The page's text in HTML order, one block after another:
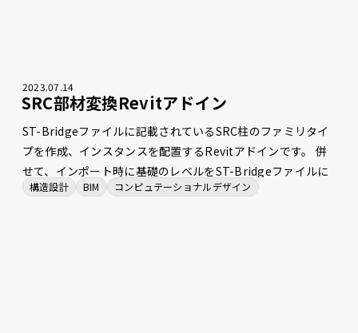
2023.07.14
SRC部材変換Revitアドイン
ST-Bridgeファイルに記載されているSRC柱のファミリタイ
プを作成、インスタンスを配置するRevitアドインです。 併
せて、インポート時に基礎のレベルをST-Bridgeファイルに
記載されている正しい位置に修正する機能も搭載しました。
構造設計 BIM コンピュテーショナルデザイン